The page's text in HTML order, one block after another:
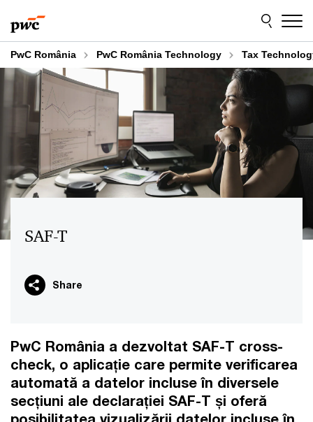
to
content
to
footer
PwC România PwC România Technology Tax
SAF-T
Share
PwC România a dezvoltat SAF-T cross-
check, o aplicație care permite verificarea
automată a datelor incluse în diversele
secțiuni ale declarației SAF-T și oferă